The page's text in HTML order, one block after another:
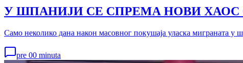
У ШПАНИЈИ СЕ СПРЕМА НОВИ ХАОС
Само неколико дана након масовног покушаја уласка миграната у
pre 00 minuta